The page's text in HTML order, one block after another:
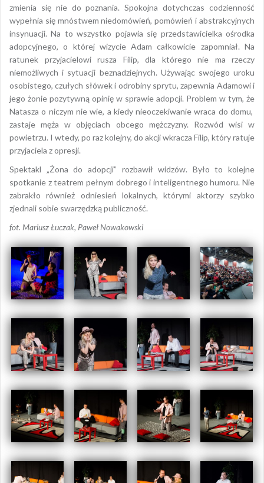
zmienia się nie do poznania. Spokojna dotychczas codzienność
wypełnia się mnóstwem niedomówień, pomówień i abstrakcyjnych
insynuacji. Na to wszystko pojawia się przedstawicielka ośrodka
adopcyjnego, o której wizycie Adam całkowicie zapomniał. Na
ratunek przyjacielowi rusza Filip, dla którego nie ma rzeczy
niemożliwych i sytuacji beznadziejnych. Używając swojego uroku
osobistego, czułych słówek i odrobiny sprytu, zapewnia Adamowi i
jego żonie pozytywną opinię w sprawie adopcji. Problem w tym, że
Natasza o niczym nie wie, a kiedy nieoczekiwanie wraca do domu,
zastaje męża w objęciach obcego mężczyzny. Rozwód wisi w
powietrzu. I wtedy, po raz kolejny, do akcji wkracza Filip, który ratuje
przyjaciela z opresji.
Spektakl „Żona do adopcji” rozbawił widzów. Było to kolejne
spotkanie z teatrem pełnym dobrego i inteligentnego humoru. Nie
zabrakło również odniesień lokalnych, którymi aktorzy szybko
zjednali sobie swarzędzką publiczność.
fot. Mariusz Łuczak, Paweł Nowakowski